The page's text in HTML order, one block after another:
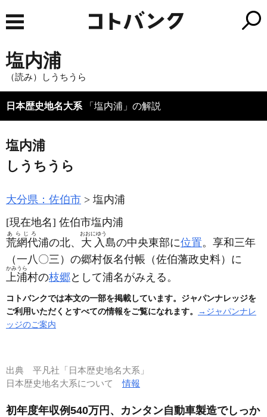
塩内浦
（読み）しうちうら
日本歴史地名大系 「塩内浦」の解説
塩内浦
しうちうら
大分県：佐伯市
塩内浦
[現在地名] 佐伯市塩内浦
荒網代
あらじろ
浦の北、 大入
おおにゆう
島の中央東部に位置。享和三年
（一八〇三） の郷村仮名付帳 （佐伯藩政史料） に
上浦
かみうら
村の枝郷として浦名がみえる。
コトバンクでは本文の一部を掲載しています。ジャパンナレッジを
ご利用いただくとすべての情報をご覧になれます。
→ジャパンナレ
ッジのご案内
出典 平凡社「日本歴史地名大系」
日本歴史地名大系について情報
初年度年収例540万円、カンタン自動車製造でしっか